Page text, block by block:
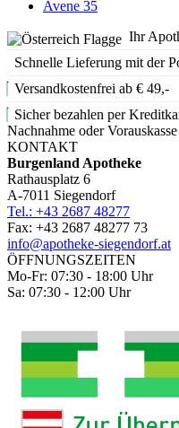
Avene 35
Ihr
Schnelle Lieferung mit der
Versandkostenfrei ab € 49,-
Sicher bezahlen per
Nachnahme oder Vorauskasse
KONTAKT
Burgenland Apotheke
Rathausplatz 6
A-7011 Siegendorf
Tel.: +43 2687 48277
Fax: +43 2687 48277 73
info@apotheke-siegendorf.at
ÖFFNUNGSZEITEN
Mo-Fr: 07:30 - 18:00 Uhr
Sa: 07:30 - 12:00 Uhr